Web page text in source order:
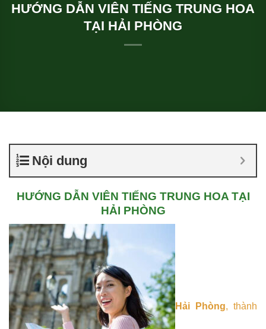
HƯỚNG DẪN VIÊN TIẾNG TRUNG HOA
TẠI HẢI PHÒNG
Nội dung
HƯỚNG DẪN VIÊN TIẾNG TRUNG HOA TẠI
HẢI PHÒNG
Hải Phòng, thành